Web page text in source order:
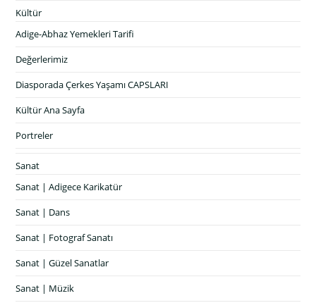
Kültür
Adige-Abhaz Yemekleri Tarifi
Değerlerimiz
Diasporada Çerkes Yaşamı CAPSLARI
Kültür Ana Sayfa
Portreler
Sanat
Sanat | Adigece Karikatür
Sanat | Dans
Sanat | Fotograf Sanatı
Sanat | Güzel Sanatlar
Sanat | Müzik